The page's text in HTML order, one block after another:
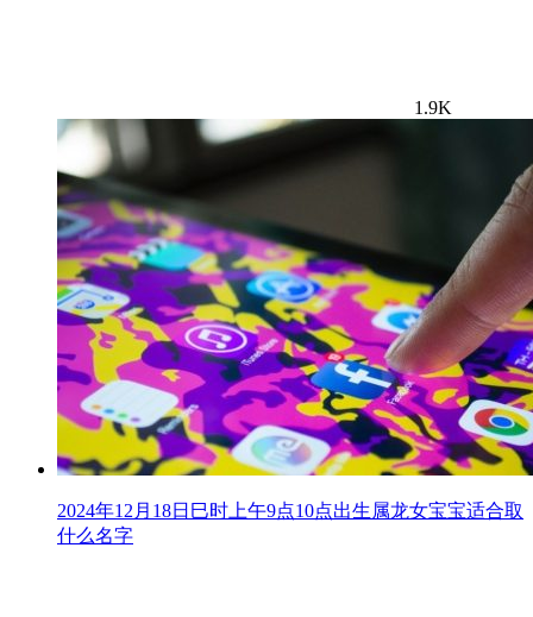
1.9K
2024年12月18日巳时上午9点10点出生属龙女宝宝适合取
什么名字